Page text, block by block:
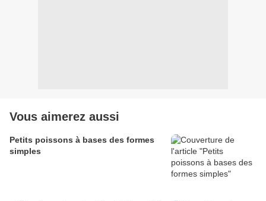
Vous aimerez aussi
Petits poissons à bases des formes
simples